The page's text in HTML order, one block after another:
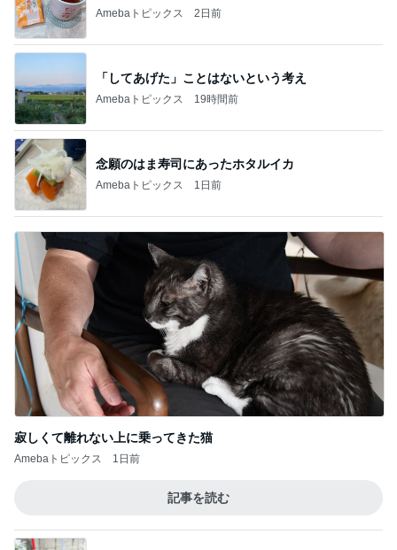
Amebaトピックス 2日前
「してあげた」ことはないという考え
Amebaトピックス 19時間前
念願のはま寿司にあったホタルイカ
Amebaトピックス 1日前
寂しくて離れない上に乗ってきた猫
Amebaトピックス 1日前
記事を読む